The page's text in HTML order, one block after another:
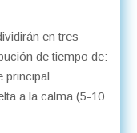
en tres
de tiempo de:
principal
a la calma (5-10